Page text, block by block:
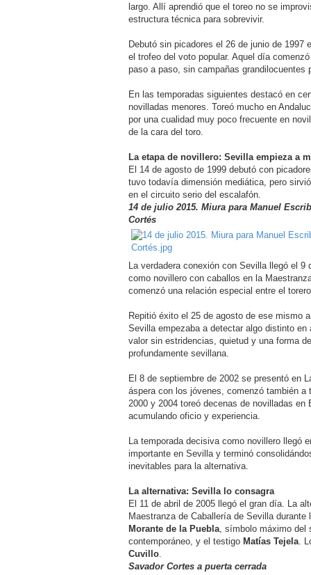
largo. Allí aprendió que el toreo no se
estructura técnica para sobrevivir.
Debutó sin picadores el 26 de junio de 1997
el trofeo del voto popular. Aquel día
paso a paso, sin campañas grandilocuentes
En las temporadas siguientes destacó en
novilladas menores. Toreó mucho en
por una cualidad muy poco frecuente en
de la cara del toro.
La etapa de novillero: Sevilla empieza a
El 14 de agosto de 1999 debutó con
tuvo todavía dimensión mediática, pero
en el circuito serio del escalafón.
14 de julio 2015. Miura para Manuel
Cortés
La verdadera conexión con Sevilla llegó el 9
como novillero con caballos en la
comenzó una relación especial entre el
Repitió éxito el 25 de agosto de ese mismo
Sevilla empezaba a detectar algo distinto en
valor sin estridencias, quietud y una forma
profundamente sevillana.
El 8 de septiembre de 2002 se presentó en
áspera con los jóvenes, comenzó también a
2000 y 2004 toreó decenas de novilladas en
acumulando oficio y experiencia.
La temporada decisiva como novillero llegó
importante en Sevilla y terminó
inevitables para la alternativa.
La alternativa: Sevilla lo consagra
El 11 de abril de 2005 llegó el gran día. La
Maestranza de Caballería de Sevilla durante
Morante de la Puebla, símbolo máximo del
contemporáneo, y el testigo Matías Tejela.
Cuvillo.
Savador Cortes a puerta cerrada